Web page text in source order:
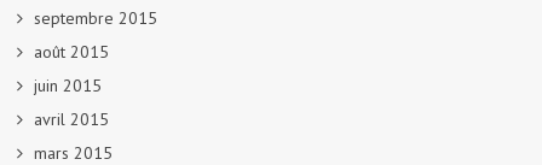
septembre 2015
août 2015
juin 2015
avril 2015
mars 2015